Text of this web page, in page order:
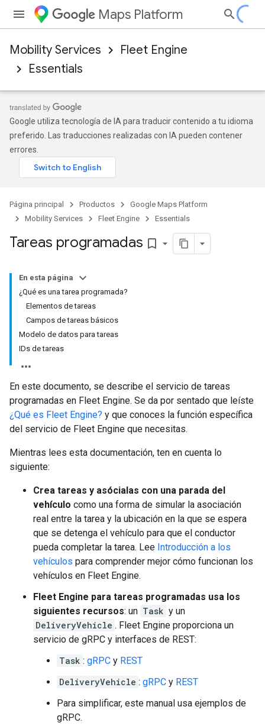
Maps Platform
Mobility Services
Fleet Engine
Essentials
Google utiliza tecnología de IA para traducir contenido a tu idioma
preferido. Las traducciones realizadas con IA pueden contener
errores.
Página principal Productos
Google Maps Platform
Mobility Services
Fleet Engine Essentials
Tareas programadas bookmark_border
En esta página
¿Qué es una tarea programada?
Elementos de tareas
Campos de tareas básicos
Modelo de datos para tareas
IDs de tareas
En este documento, se describe el servicio de tareas
programadas en Fleet Engine. Se da por sentado que leíste
¿Qué es Fleet Engine? y que conoces la función específica
del servicio de Fleet Engine que necesitas.
Mientras lees esta documentación, ten en cuenta lo
siguiente:
Crea tareas y asócialas con una parada del
vehículo como una forma de simular la asociación
real entre la tarea y la ubicación en la que se espera
que se detenga el vehículo para que el conductor
pueda completar la tarea. Lee Introducción a los
vehículos para comprender mejor cómo funcionan los
vehículos en Fleet Engine.
Fleet Engine para tareas programadas usa los
siguientes recursos: un Task y un
DeliveryVehicle . Fleet Engine proporciona un
servicio de gRPC y interfaces de REST:
Task : gRPC y REST
DeliveryVehicle : gRPC y REST
Para simplificar, este manual usa ejemplos de
gRPC.